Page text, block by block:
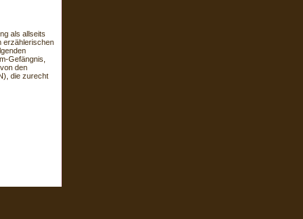
als allseits
erzählerischen
Gefängnis,
den
die zurecht